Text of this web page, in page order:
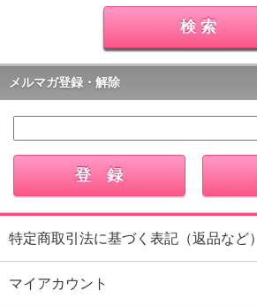
メルマガ登録・解除
特定商取引法に基づく表記（返品など）
マイアカウント